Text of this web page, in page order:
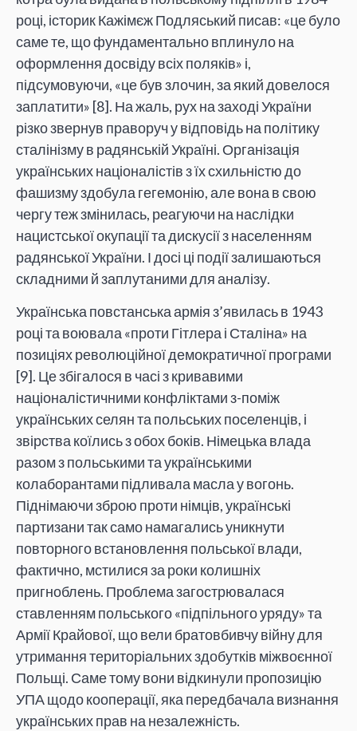
році, історик Кажімєж Подляський писав: «це було
саме те, що фундаментально вплинуло на
оформлення досвіду всіх поляків» і,
підсумовуючи, «це був злочин, за який довелося
заплатити» [8]. На жаль, рух на заході України
різко звернув праворуч у відповідь на політику
сталінізму в радянській Україні. Організація
українських націоналістів з їх схильністю до
фашизму здобула гегемонію, але вона в свою
чергу теж змінилась, реагуючи на наслідки
нацистської окупації та дискусії з населенням
радянської України. І досі ці події залишаються
складними й заплутаними для аналізу.
Українська повстанська армія з’явилась в 1943
році та воювала «проти Гітлера і Сталіна» на
позиціях революційної демократичної програми
[9]. Це збігалося в часі з кривавими
націоналістичними конфліктами з-поміж
українських селян та польських поселенців, і
звірства коїлись з обох боків. Німецька влада
разом з польськими та українськими
колаборантами підливала масла у вогонь.
Піднімаючи зброю проти німців, українські
партизани так само намагались уникнути
повторного встановлення польської влади,
фактично, мстилися за роки колишніх
пригноблень. Проблема загострювалася
ставленням польського «підпільного уряду» та
Армії Крайової, що вели братовбивчу війну для
утримання територіальних здобутків міжвоєнної
Польщі. Саме тому вони відкинули пропозицію
УПА щодо кооперації, яка передбачала визнання
українських прав на незалежність.